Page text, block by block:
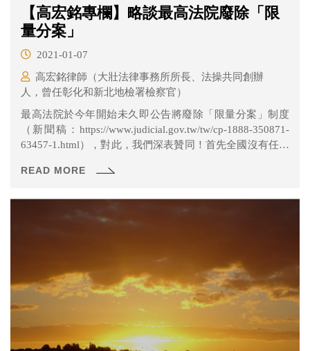
【高宏銘專欄】略談最高法院廢除「限
量分案」
2021-01-07
高宏銘律師（大壯法律事務所所長、法操共同創辦
人，曾任彰化和新北地檢署檢察官）
最高法院於今年開始未久即公告將廢除「限量分案」制度
（新聞稿：https://www.judicial.gov.tw/tw/cp-1888-350871-
63457-1.html），對此，我們深表贊同！首先全國沒有任何
宵衣旰食地努力審理分派到的案件，基於法官職位的公平
高法院等待分案，等待時間甚至可能超過1年以上才進行分
READ MORE